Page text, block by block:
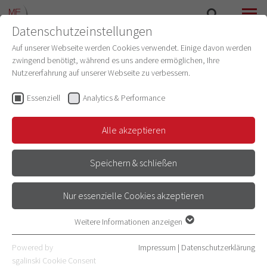
LEHRORGANISATION
SERVICES
COMPUTERRÄUME UND TABLETS (IT
IT SUPPORT DES
UNIVERSITÄTSRECHENZENTRUMS
Datenschutzeinstellungen
Auf unserer Webseite werden Cookies verwendet. Einige davon werden
zwingend benötigt, während es uns andere ermöglichen, Ihre
Nutzererfahrung auf unserer Webseite zu verbessern.
Essenziell Analytics & Performance
Alle akzeptieren
Speichern & schließen
Nur essenzielle Cookies akzeptieren
Essenzielle Cookies werden für grundlegende Funktionen der
Webseite benötigt. Dadurch ist gewährleistet, dass die Webseite
Weitere Informationen anzeigen
Powered by
sgalinski Cookie Consent
Impressum | Datenschutzerklärung